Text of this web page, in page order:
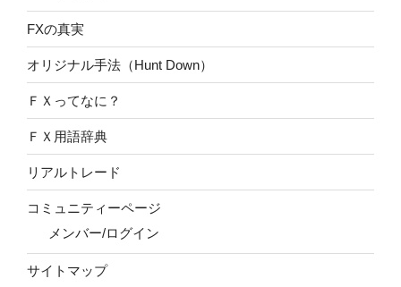
FXの真実
オリジナル手法（Hunt Down）
ＦＸってなに？
ＦＸ用語辞典
リアルトレード
コミュニティーページ
メンバー/ログイン
サイトマップ